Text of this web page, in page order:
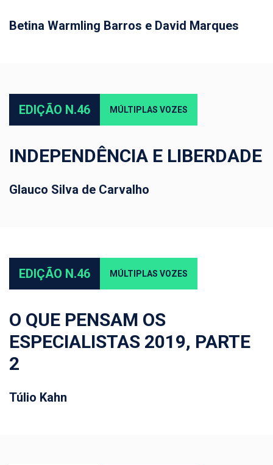
Betina Warmling Barros e David Marques
EDIÇÃO N.46 MÚLTIPLAS VOZES
INDEPENDÊNCIA E LIBERDADE
Glauco Silva de Carvalho
EDIÇÃO N.46 MÚLTIPLAS VOZES
O QUE PENSAM OS
ESPECIALISTAS 2019, PARTE
2
Túlio Kahn